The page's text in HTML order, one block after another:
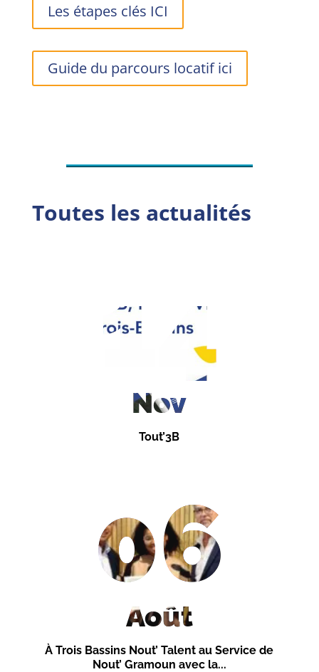
Les étapes clés ICI
Guide du parcours locatif ici
Toutes les actualités
Tout’3B
14
Nov
À Trois Bassins Nout’ Talent au Service de
Nout’ Gramoun avec la...
06
Août